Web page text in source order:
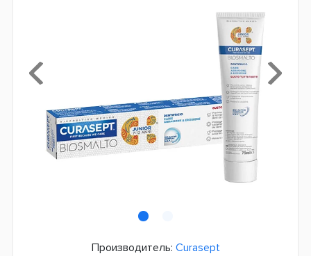
Производитель: Curasept